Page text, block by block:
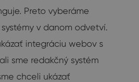
Preto vyberáme
v danom odvetví.
integráciu webov s
sme redakčný systém
chceli ukázať